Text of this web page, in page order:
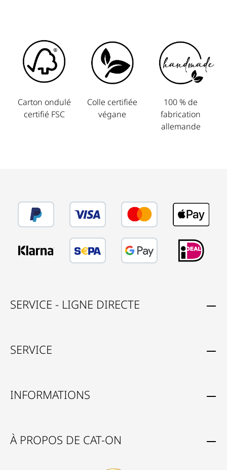
Carton ondulé
certifié FSC
Colle certifiée
végane
100 % de
fabrication
allemande
SERVICE - LIGNE DIRECTE
SERVICE
INFORMATIONS
À PROPOS DE CAT-ON